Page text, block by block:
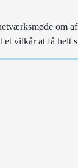
om
vilkår at få helt